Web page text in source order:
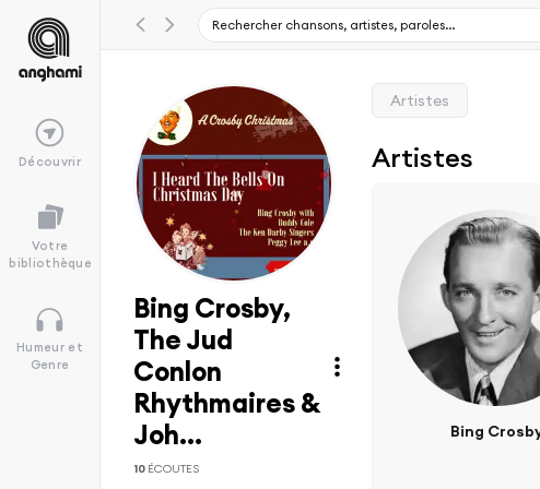
Découvrir
Votre
bibliothèque
Humeur et
Genre
Bing Crosby,
The Jud
Conlon
Rhythmaires &
Joh...
10 ÉCOUTES
Artistes
Artistes
Bing